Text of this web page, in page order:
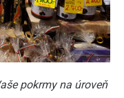
pokrmy na úroveň